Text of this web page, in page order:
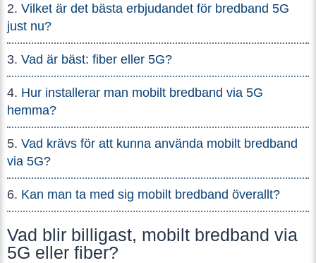
Vilket är det bästa erbjudandet för bredband 5G
just nu?
Vad är bäst: fiber eller 5G?
Hur installerar man mobilt bredband via 5G
hemma?
Vad krävs för att kunna använda mobilt bredband
via 5G?
Kan man ta med sig mobilt bredband överallt?
Vad blir billigast, mobilt bredband via
5G eller fiber?